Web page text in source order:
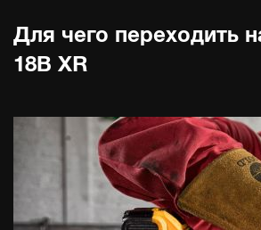
Для чего переходить
18В XR